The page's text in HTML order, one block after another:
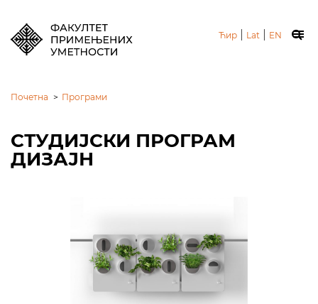
Ћир Lat EN
Почетна > Програми
СТУДИЈСКИ ПРОГРАМ
ДИЗАЈН